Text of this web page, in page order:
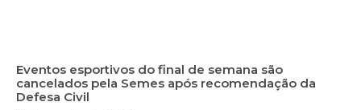
Eventos esportivos do final de semana são
cancelados pela Semes após recomendação da
Defesa Civil